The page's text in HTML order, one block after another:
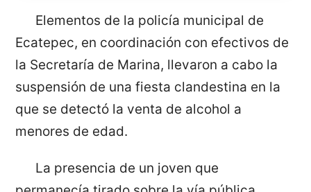
Elementos de la policía municipal de
Ecatepec, en coordinación con efectivos de
la Secretaría de Marina, llevaron a cabo la
suspensión de una fiesta clandestina en la
que se detectó la venta de alcohol a
menores de edad.
La presencia de un joven que